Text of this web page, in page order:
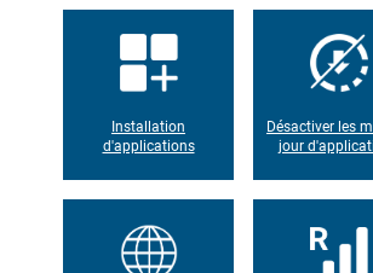
Installation
d'applications
Désactiver les
jour